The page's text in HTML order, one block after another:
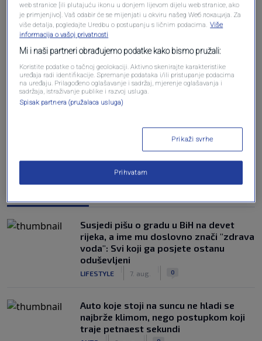
Oglas
Susjedi pišu o gradu u BiH na devet
rijeka, a ime mu doslovno znači "zdrava
voda": Svi koji ga posjete ostanu
oduševljeni
LIFESTYLE 7. aug. 0
Auto koje stoji na suncu ne hladi se
najbrže klimom, nego postupkom koji
traje petnaest sekundi
web stranice [ili plutajuću ikonu u donjem lijevom dijelu web stranice, ako
je primjenjivo]. Vaš odabir će se mijenjati u okviru našeg Wеб локација. Za
više detalja, pogledajte Uredbu o postupanju s ličnim podacima. Više
informacija o vašoj privatnosti
Mi i naši partneri obrađujemo podatke kako bismo pružali:
Koristite podatke o tačnoj geolokaciji. Aktivno skenirajte karakteristike
uređaja radi identifikacije. Spremanje podataka i/ili pristupanje podacima
na uređaju. Prilagođeno oglašavanje i sadržaj, mjerenje oglašavanja i
sadržaja, istraživanje publike i razvoj usluga.
Spisak partnera (pružalaca usluga)
Prikaži svrhe
Prihvatam